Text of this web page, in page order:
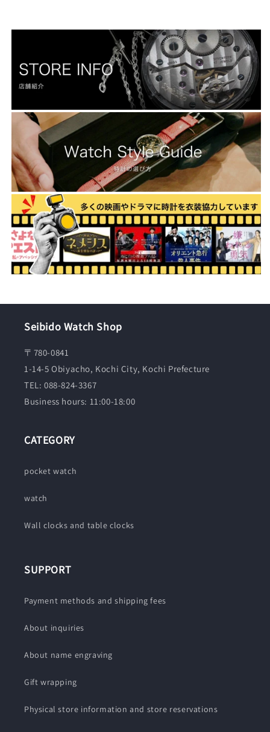
Seibido Watch Shop
〒780-0841
1-14-5 Obiyacho, Kochi City, Kochi Prefecture
TEL: 088-824-3367
Business hours: 11:00-18:00
CATEGORY
pocket watch
watch
Wall clocks and table clocks
SUPPORT
Payment methods and shipping fees
About inquiries
About name engraving
Gift wrapping
Physical store information and store reservations